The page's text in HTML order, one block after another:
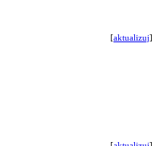
[aktualizuj]